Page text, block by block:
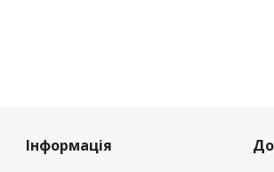
Інформація